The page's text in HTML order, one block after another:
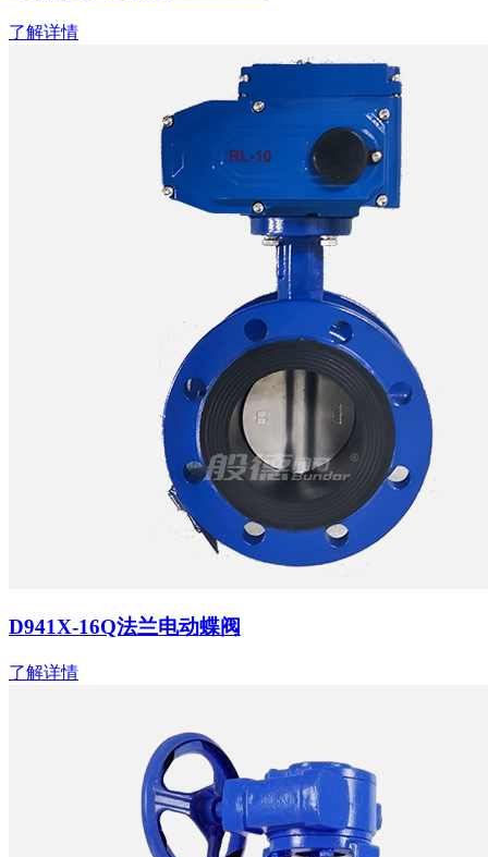
了解详情
D941X-16Q法兰电动蝶阀
了解详情